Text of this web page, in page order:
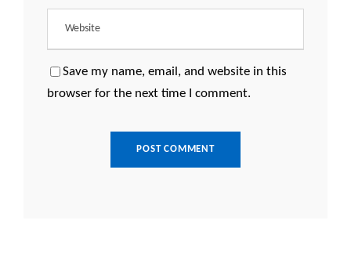
Save my name, email, and website in this
browser for the next time I comment.